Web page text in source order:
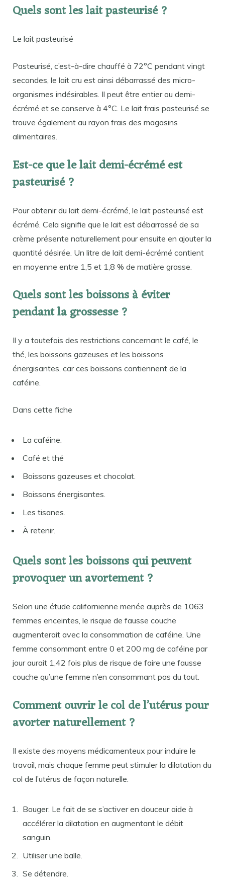
Quels sont les lait pasteurisé ?
Le lait pasteurisé
Pasteurisé, c’est-à-dire chauffé à 72°C pendant vingt
secondes, le lait cru est ainsi débarrassé des micro-
organismes indésirables. Il peut être entier ou demi-
écrémé et se conserve à 4°C. Le lait frais pasteurisé se
trouve également au rayon frais des magasins
alimentaires.
Est-ce que le lait demi-écrémé est
pasteurisé ?
Pour obtenir du lait demi-écrémé, le lait pasteurisé est
écrémé. Cela signifie que le lait est débarrassé de sa
crème présente naturellement pour ensuite en ajouter la
quantité désirée. Un litre de lait demi-écrémé contient
en moyenne entre 1,5 et 1,8 % de matière grasse.
Quels sont les boissons à éviter
pendant la grossesse ?
Il y a toutefois des restrictions concernant le café, le
thé, les boissons gazeuses et les boissons
énergisantes, car ces boissons contiennent de la
caféine.
Dans cette fiche
La caféine.
Café et thé
Boissons gazeuses et chocolat.
Boissons énergisantes.
Les tisanes.
À retenir.
Quels sont les boissons qui peuvent
provoquer un avortement ?
Selon une étude californienne menée auprès de 1063
femmes enceintes, le risque de fausse couche
augmenterait avec la consommation de caféine. Une
femme consommant entre 0 et 200 mg de caféine par
jour aurait 1,42 fois plus de risque de faire une fausse
couche qu’une femme n’en consommant pas du tout.
Comment ouvrir le col de l’utérus pour
avorter naturellement ?
Il existe des moyens médicamenteux pour induire le
travail, mais chaque femme peut stimuler la dilatation du
col de l’utérus de façon naturelle.
Bouger. Le fait de se s’activer en douceur aide à
accélérer la dilatation en augmentant le débit
sanguin.
Utiliser une balle.
Se détendre.